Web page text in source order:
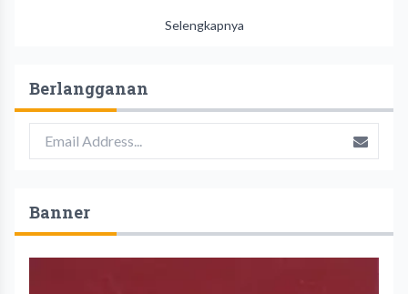
Selengkapnya
Berlangganan
Banner